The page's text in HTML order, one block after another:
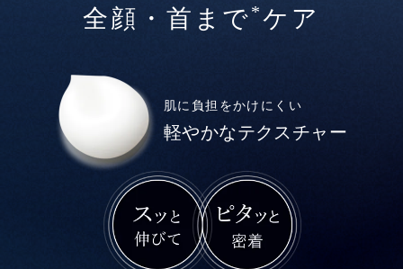
全顔・首まで*ケア
肌に負担をかけにくい
軽やかなテクスチャー